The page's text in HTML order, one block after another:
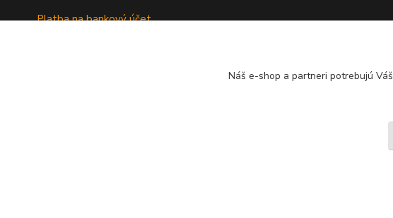
Platba na bankový účet
Náš e-shop a partneri potrebujú Váš